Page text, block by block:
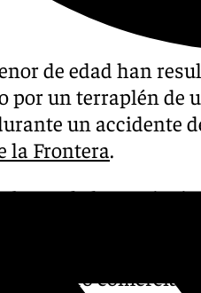
de edad han
por un terraplén de
un
la Frontera.
de la
registrado a las
Mirador,
al centro comercial